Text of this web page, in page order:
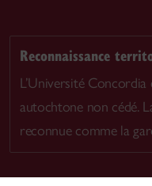
Reconnaissance
L’Université
autochtone non cédé.
reconnue comme la